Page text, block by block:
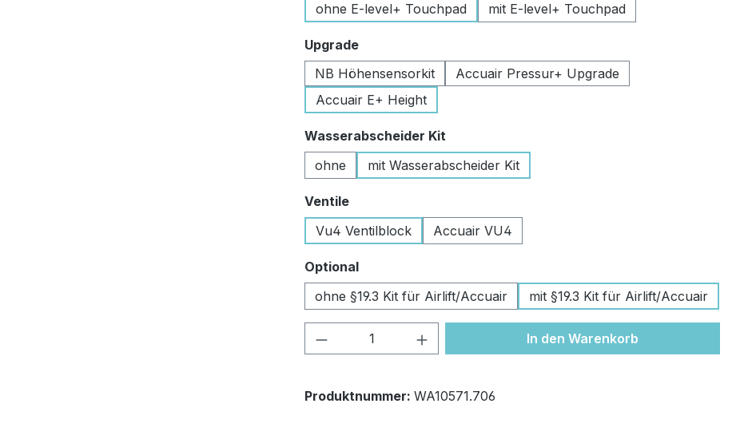
ohne E-level+ Touchpad
mit E-level+ Touchpad
Upgradeauswählen
NB Höhensensorkit
Accuair Pressur+ Upgrade
Accuair E+ Height
Wasserabscheider Kit
ohne
mit Wasserabscheider Kit
Ventileauswählen
Vu4 Ventilblock
Accuair VU4
Optionalauswählen
ohne §19.3 Kit für Airlift/Accuair
mit §19.3 Kit für Airlift/Accuair
Produkt Anzahl: Gib den gewünschten Wert
In den Warenkorb
Produktnummer: WA10571.706